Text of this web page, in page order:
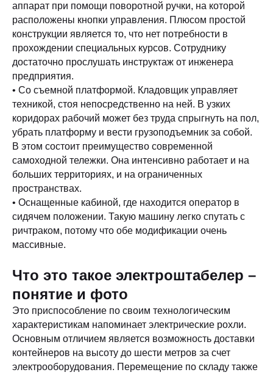
аппарат при помощи поворотной ручки, на которой
расположены кнопки управления. Плюсом простой
конструкции является то, что нет потребности в
прохождении специальных курсов. Сотруднику
достаточно прослушать инструктаж от инженера
предприятия.
• Со съемной платформой. Кладовщик управляет
техникой, стоя непосредственно на ней. В узких
коридорах рабочий может без труда спрыгнуть на пол,
убрать платформу и вести грузоподъемник за собой.
В этом состоит преимущество современной
самоходной тележки. Она интенсивно работает и на
больших территориях, и на ограниченных
пространствах.
• Оснащенные кабиной, где находится оператор в
сидячем положении. Такую машину легко спутать с
ричтраком, потому что обе модификации очень
массивные.
Что это такое электроштабелер –
понятие и фото
Это приспособление по своим технологическим
характеристикам напоминает электрические рохли.
Основным отличием является возможность доставки
контейнеров на высоту до шести метров за счет
электрооборудования. Перемещение по складу также